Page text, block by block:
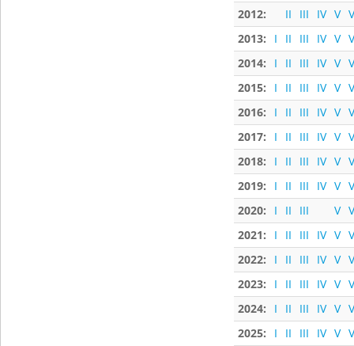
2012: II III IV V
2013:
I II III IV V
2014:
I II III IV V
2015:
I II III IV V
2016:
I II III IV V
2017:
I II III IV V
2018:
I II III IV V
2019:
I II III IV V
2020:
I II III V
2021:
I II III IV V
2022:
I II III IV V
2023:
I II III IV V
2024:
I II III IV V
2025:
I II III IV V